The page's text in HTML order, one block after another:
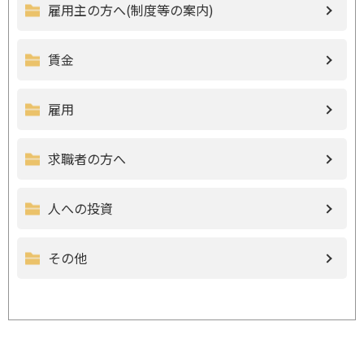
雇用主の方へ(制度等の案内)
賃金
雇用
求職者の方へ
人への投資
その他